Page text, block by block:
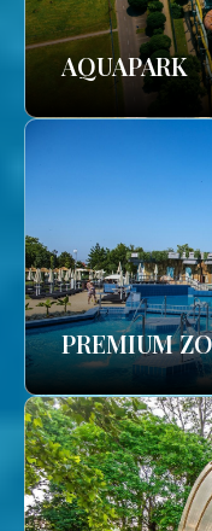
AQUAPARK
PREMIUM